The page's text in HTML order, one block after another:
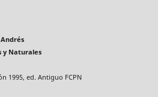
y Naturales
1995, ed. Antiguo FCPN